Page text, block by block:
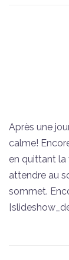
Après une
calme!
en quittant la
attendre au
sommet.